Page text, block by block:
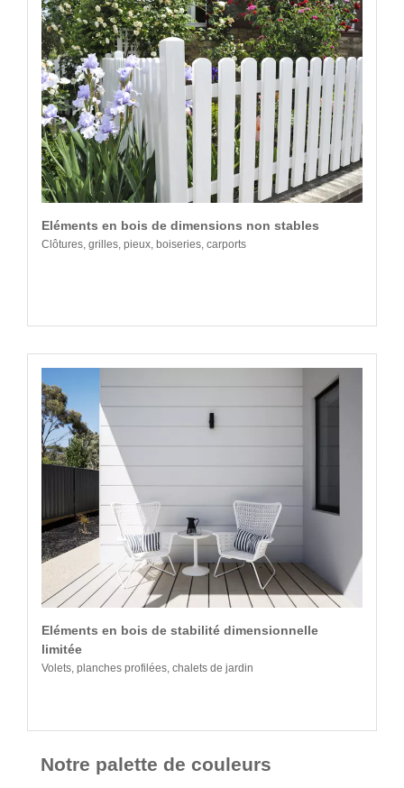
Eléments en bois de dimensions non stables
Clôtures, grilles, pieux, boiseries, carports
Eléments en bois de stabilité dimensionnelle
limitée
Volets, planches profilées, chalets de jardin
Notre palette de couleurs